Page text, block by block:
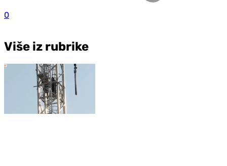
0
Više iz rubrike